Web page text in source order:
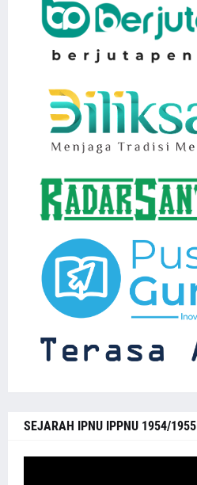
SEJARAH IPNU IPPNU 1954/1955